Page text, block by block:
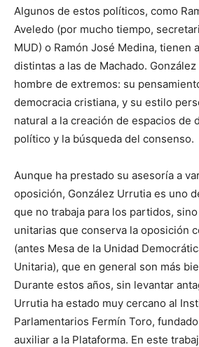
Algunos de estos políticos, como
Aveledo (por mucho tiempo,
MUD) o Ramón José Medina, tienen
distintas a las de Machado.
hombre de extremos: su
democracia cristiana, y su estilo
natural a la creación de espacios de
político y la búsqueda del consenso.
Aunque ha prestado su asesoría a
oposición, González Urrutia es uno
que no trabaja para los partidos,
unitarias que conserva la oposición
(antes Mesa de la Unidad
Unitaria), que en general son más
Durante estos años, sin levantar
Urrutia ha estado muy cercano al
Parlamentarios Fermín Toro,
auxiliar a la Plataforma. En este